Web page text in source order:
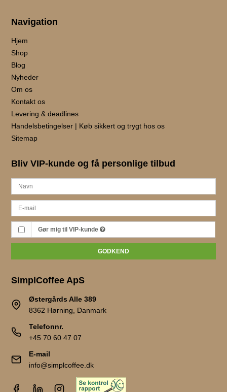
Navigation
Hjem
Shop
Blog
Nyheder
Om os
Kontakt os
Levering & deadlines
Handelsbetingelser | Køb sikkert og trygt hos os
Sitemap
Bliv VIP-kunde og få personlige tilbud
Gør mig til VIP-kunde
GODKEND
SimplCoffee ApS
Østergårds Alle 389
8362 Hørning, Danmark
Telefonnr.
+45 70 60 47 07
E-mail
info@simplcoffee.dk